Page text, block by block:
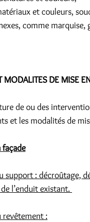
et couleurs,
comme marquise,
MODALITES DE MISE
de ou des
et les modalités de
façade
support : décroûtage,
l’enduit existant.
revêtement :